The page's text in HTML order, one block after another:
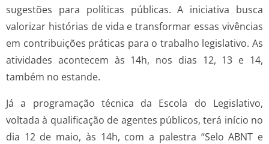
sugestões para políticas públicas. A iniciativa busca
valorizar histórias de vida e transformar essas vivências
em contribuições práticas para o trabalho legislativo. As
atividades acontecem às 14h, nos dias 12, 13 e 14,
também no estande.
Já a programação técnica da Escola do Legislativo,
voltada à qualificação de agentes públicos, terá início no
dia 12 de maio, às 14h, com a palestra “Selo ABNT e